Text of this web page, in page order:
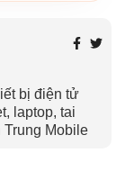
bị điện tử
laptop, tai
Trung Mobile